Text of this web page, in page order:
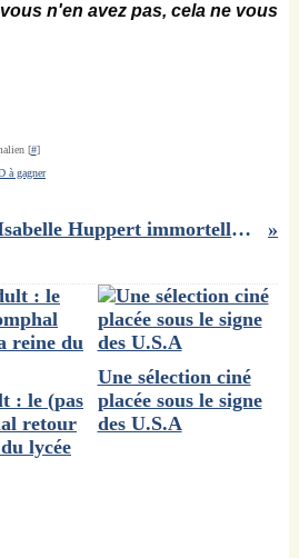
n'en avez pas, cela ne vous
[#]
à gagner
Isabelle Huppert immortelle et immortalisée par Carole Bellaïche
: le (pas
retour
lycée
Une sélection ciné
placée sous le signe
des U.S.A